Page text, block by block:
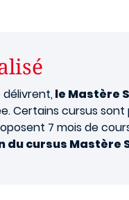
délivrent,le Mastère
Certains cursus
7 mois de
du cursus Mastère